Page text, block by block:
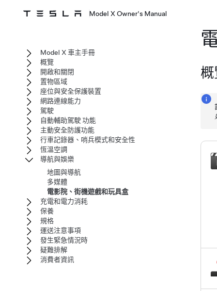
Model X Owner's Manual
Model X 車主手冊
概覽
開啟和關閉
置物區域
座位與安全保護裝置
網路連線能力
駕駛
自動輔助駕駛 功能
主動安全防護功能
行車記錄器、哨兵模式和安全性
恆溫空調
導航與娛樂
地圖與導航
多媒體
電影院、街機遊戲和玩具盒
充電和電力消耗
保養
規格
運送注意事項
發生緊急情況時
疑難排解
消費者資訊